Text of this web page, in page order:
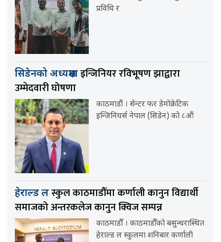
प्रविधि र
सिडेनको अध्यक्षमाइन्जिनियर रविभूषण झाद्वारा
उम्मेदवारी घोषणा
काठमाडौं । सेन्टर फर डेमोक्रेटिक
इन्जिनियर्स नेपाल (सिडेन) को ८औं
हेराल्ड लस्कुल काठमाडौँमा कर्णाली कानुन विद्यार्थी
समाजको अन्तरकलेज कानुन क्विज सम्पन्न
काठमाडौँ । काठमाडौँको बसुन्धरास्थित
हेराल्ड ल स्कुलमा शनिबार कर्णाली